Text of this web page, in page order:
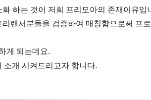
하는 것이 저희 프리모아의 존재이유입
랜서분들을 검증하여 매칭함으로써 프
게 되는데요.
소개 시켜드리고자 합니다.